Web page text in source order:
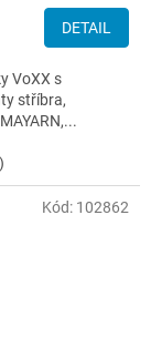
DETAIL
VoXX s
stříbra,
Kód: 102862